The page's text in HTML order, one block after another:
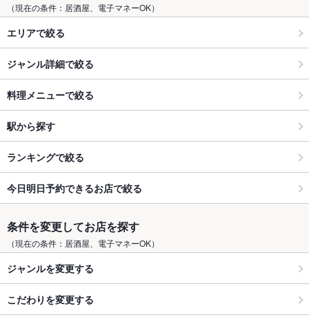
（現在の条件：居酒屋、電子マネーOK）
エリアで絞る
ジャンル詳細で絞る
料理メニューで絞る
駅から探す
ランキングで絞る
今日明日予約できるお店で絞る
条件を変更してお店を探す
（現在の条件：居酒屋、電子マネーOK）
ジャンルを変更する
こだわりを変更する